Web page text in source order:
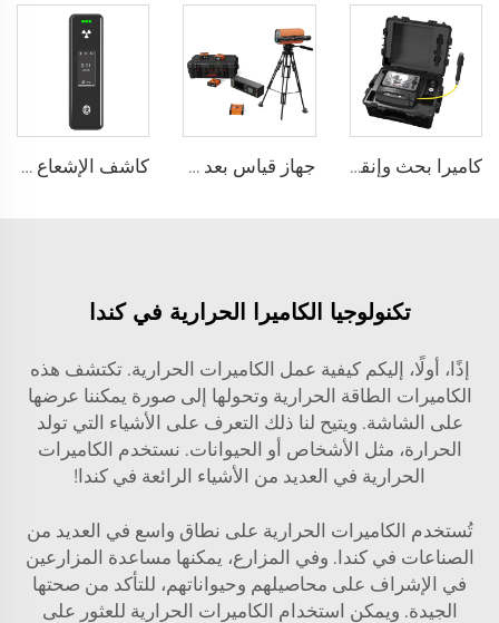
كاميرا بحث وإنقاذ من نوع الصندوق CRMB-V500 جهاز قياس بعد الحركة الهيكلية بالليزر YZ-120 كاشف الإشعاع النووي SEED-RA
تكنولوجيا الكاميرا الحرارية في كندا
إذًا، أولًا، إليكم كيفية عمل الكاميرات الحرارية. تكتشف هذه
الكاميرات الطاقة الحرارية وتحولها إلى صورة يمكننا عرضها
على الشاشة. ويتيح لنا ذلك التعرف على الأشياء التي تولد
الحرارة، مثل الأشخاص أو الحيوانات. نستخدم الكاميرات
الحرارية في العديد من الأشياء الرائعة في كندا!
تُستخدم الكاميرات الحرارية على نطاق واسع في العديد من
الصناعات في كندا. وفي المزارع، يمكنها مساعدة المزارعين
في الإشراف على محاصيلهم وحيواناتهم، للتأكد من صحتها
الجيدة. ويمكن استخدام الكاميرات الحرارية للعثور على